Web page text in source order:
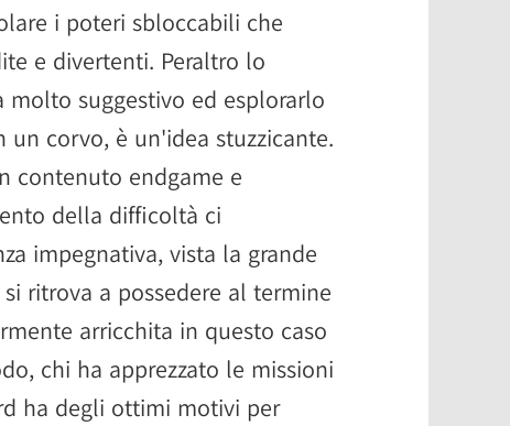
i poteri sbloccabili che
e divertenti. Peraltro lo
molto suggestivo ed esplorarlo
corvo, è un'idea stuzzicante.
contenuto endgame e
della difficoltà ci
impegnativa, vista la grande
ritrova a possedere al termine
arricchita in questo caso
chi ha apprezzato le missioni
ha degli ottimi motivi per